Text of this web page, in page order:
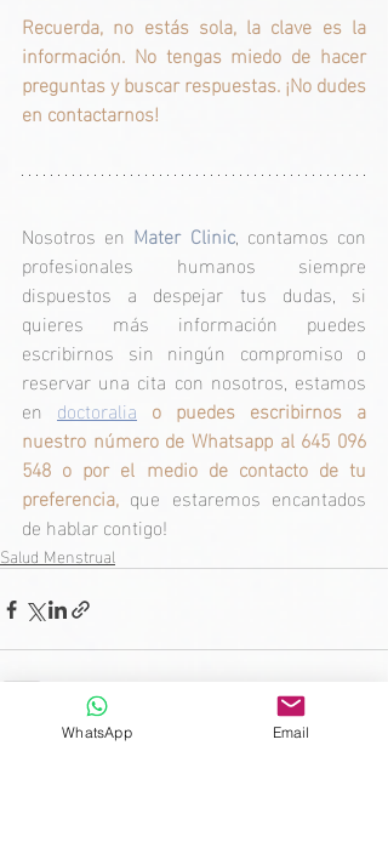
Recuerda, no estás sola, la clave es la
información. No tengas miedo de hacer
preguntas y buscar respuestas. ¡No dudes
en contactarnos!
Nosotros en Mater Clinic, contamos con
profesionales humanos siempre
dispuestos a despejar tus dudas, si
quieres más información puedes
escribirnos sin ningún compromiso o
reservar una cita con nosotros, estamos
en doctoralia o puedes escribirnos a
nuestro número de Whatsapp al 645 096
548 o por el medio de contacto de tu
preferencia, que estaremos encantados
de hablar contigo!
Salud Menstrual
Entradas recientes
WhatsApp Email